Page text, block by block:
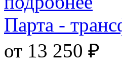
Парта -
от 13 250 ₽